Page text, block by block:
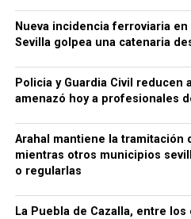
La investigación continúa
que esperar a la evolución
conocer con mayor
sociedades y personas de
afectadas, su función
y el destino judicial de los
he encontrado en las
datos que permitan
empresas o a los detenidos
que no sería responsable
negocios concretos sin
Nueva incidencia ferroviaria
Sevilla golpea una catenaria
Policia y Guardia Civil reducen
amenazó hoy a profesionales
Arahal mantiene la tramitación
mientras otros municipios
o regularlas
La Puebla de Cazalla, entre